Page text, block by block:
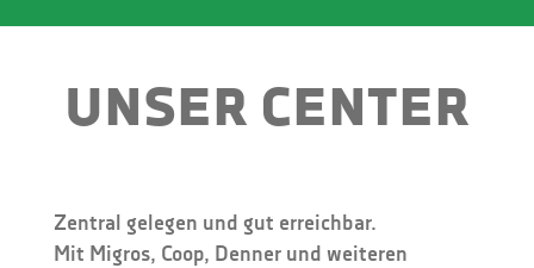
UNSER CENTER
Zentral gelegen und gut erreichbar.
Mit Migros, Coop, Denner und weiteren